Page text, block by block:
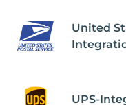
United
UPS-